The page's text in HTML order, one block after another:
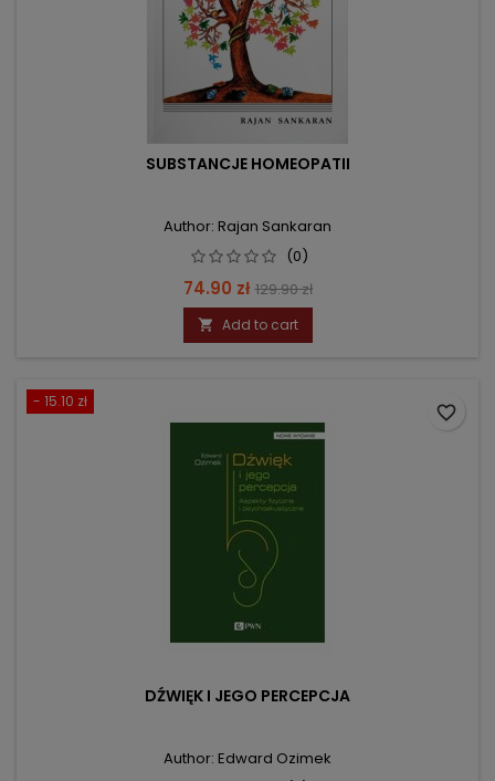
SUBSTANCJE HOMEOPATII
Author: Rajan Sankaran
(0)
Price
74.90 zł Regular
price
129.90 zł
 Add to cart
- 15.10 zł
DŹWIĘK I JEGO PERCEPCJA
Author: Edward Ozimek
favorite_border